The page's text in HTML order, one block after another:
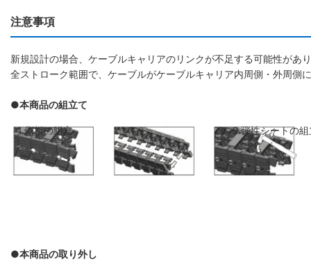
注意事項
新規設計の場合、ケーブルキャリアのリンクが不足する可能性が
全ストローク範囲で、ケーブルがケーブルキャリア内周側・外周側
●本商品の組立て
1.側板の組立 2.弾性シートの組
●本商品の取り外し